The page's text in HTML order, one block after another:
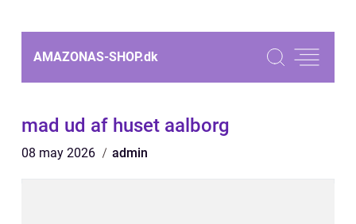
AMAZONAS-SHOP.dk
mad ud af huset aalborg
08 may 2026 admin